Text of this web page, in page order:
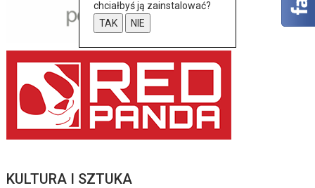
KULTURA I SZTUKA
chciałbyś ją zainstalować?
TAK
NIE